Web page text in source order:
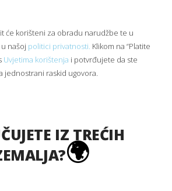
će korišteni za obradu narudžbe te u
našoj politici privatnosti. Klikom na “Platite
Uvjetima korištenja i potvrđujete da ste
jednostrani raskid ugovora.
IZ TREĆIH
🌍